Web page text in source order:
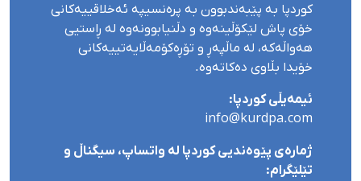
کوردپا بە پێبەندبوون بە پرەنسیپە ئەخلاقییەکانی
خۆی پاش لێکۆڵینەوە و دڵنیابوونەوە لە ڕاستیی
هەواڵەکە، لە ماڵپەڕ و تۆڕەکۆمەڵایەتییەکانی
خۆیدا بڵاوی دەکاتەوە.
ئیمەیڵی کوردپا:
info@kurdpa.com
ژمارەی پێوەندیی کوردپا لە واتساپ، سیگناڵ و
تێلێگرام: